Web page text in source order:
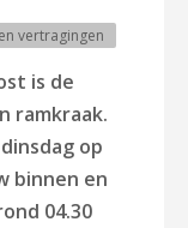
vertragingen
is de
ramkraak.
op
binnen en
04.30